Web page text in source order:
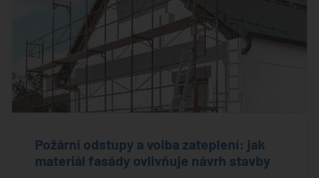
Požární odstupy a volba zateplení: jak
materiál fasády ovlivňuje návrh stavby